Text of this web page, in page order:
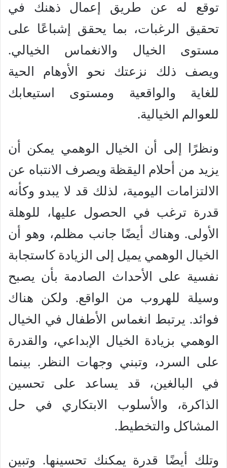
توقع له عن طريق إعمال ذهنك في
تحقيق الرغبات، بما يحقق إشباعًا على
مستوى الخيال والانغماس الخيالي.
ويصف ذلك نزعتك نحو الأوهام الحية
للغاية والواقعية ومستوى استيعابك
للعوالم الخيالية.
ونظرًا إلى أن الخيال الوهمي يمكن أن
يزيد من أحلام اليقظة ويصرف الانتباه عن
الالتزامات اليومية، لذلك قد لا يبدو وكأنه
قدرة ترغب في الحصول عليها، للوهلة
الأولى. وهناك أيضًا جانب مظلم، وهو أن
الخيال الوهمي يميل إلى الزيادة كاستجابة
نفسية على الأحداث الصادمة بأن يصبح
وسيلة للهروب من الواقع. ولكن هناك
فوائد. يرتبط انغماس الأطفال في الخيال
الوهمي بزيادة الخيال الإبداعي، والقدرة
على السرد، وتبني وجهات النظر. بينما
في البالغين، قد يساعد على تحسين
الذاكرة، والأسلوب الابتكاري في حل
المشاكل والتخطيط.
وتلك أيضًا قدرة يمكنك تحسينها. وتبين